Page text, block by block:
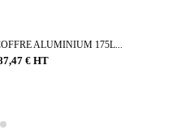
ALUMINIUM 175L...
€ HT